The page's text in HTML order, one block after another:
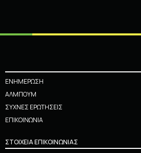
ΕΝΗΜΕΡΩΣΗ
ΑΛΜΠΟΥΜ
ΣΥΧΝΕΣ ΕΡΩΤΗΣΕΙΣ
ΕΠΙΚΟΙΝΩΝΙΑ
ΣΤΟΙΧΕΙΑ ΕΠΙΚΟΙΝΩΝΙΑΣ